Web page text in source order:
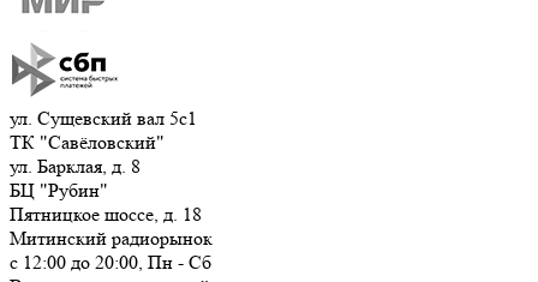
ул. Сущевский вал 5с1
ТК "Савёловский"
ул. Барклая, д. 8
БЦ "Рубин"
Пятницкое шоссе, д. 18
Митинский радиорынок
с 12:00 до 20:00, Пн - Сб